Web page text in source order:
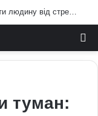
Як дихальні практики можуть позбавити людину від стресу: пояснення експертів
туман: